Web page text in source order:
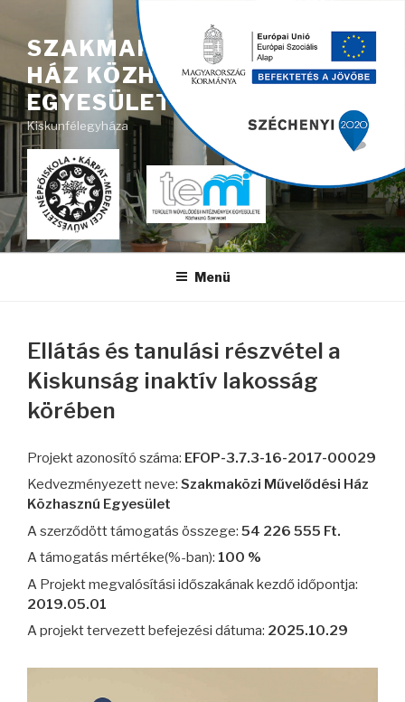
SZAKMAKÖZI MŰVELŐDÉSI
HÁZ KÖZHASZNÚ
EGYESÜLET
Kiskunfélegyháza
Menü
Ellátás és tanulási részvétel a
Kiskunság inaktív lakosság
körében
Projekt azonosító száma: EFOP-3.7.3-16-2017-00029
Kedvezményezett neve: Szakmaközi Művelődési Ház
Közhasznú Egyesület
A szerződött támogatás összege: 54 226 555 Ft.
A támogatás mértéke(%-ban): 100 %
A Projekt megvalósítási időszakának kezdő időpontja:
2019.05.01
A projekt tervezett befejezési dátuma: 2025.10.29